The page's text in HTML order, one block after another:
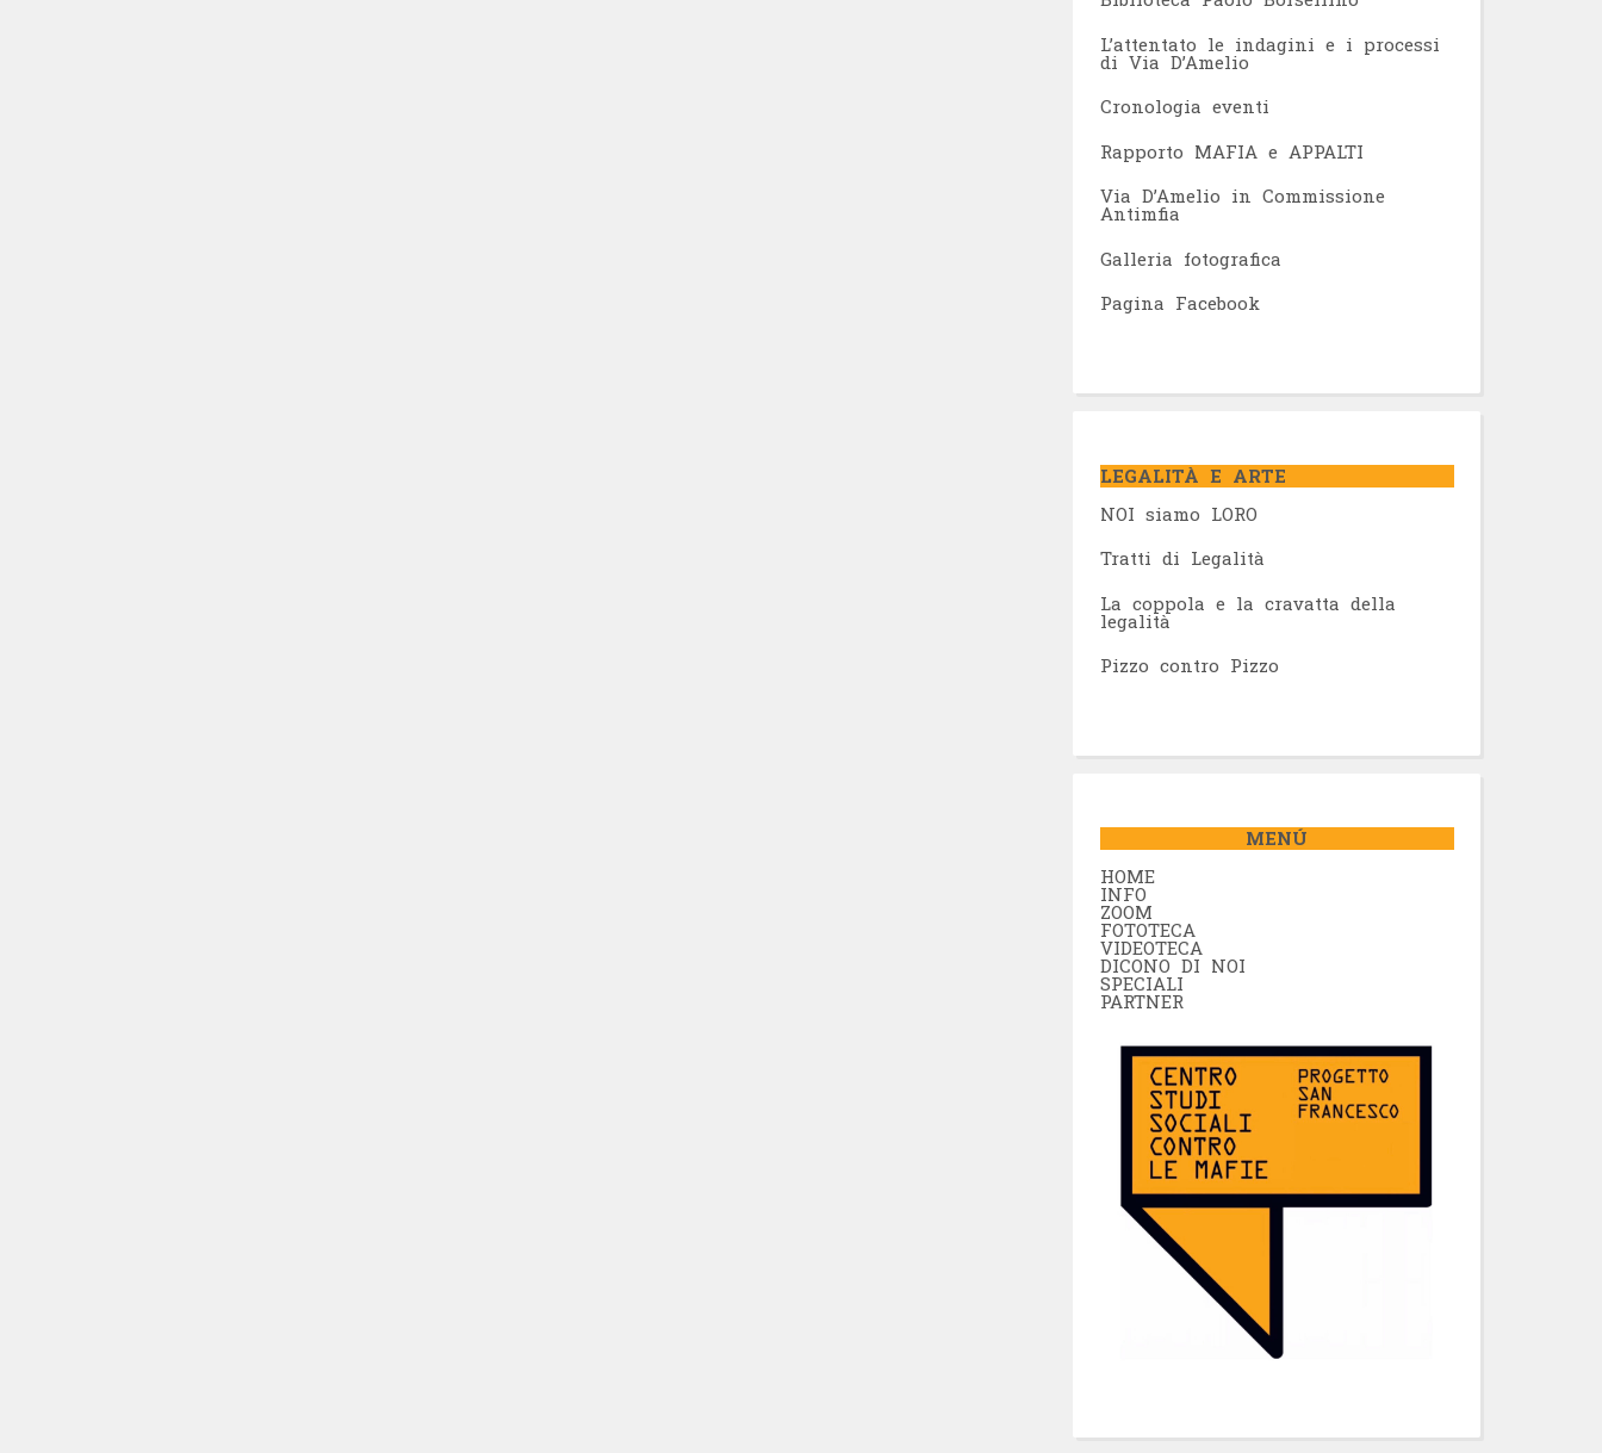
L’attentato le indagini e i processi
di Via D’Amelio
Cronologia eventi
Rapporto MAFIA e APPALTI
Via D’Amelio in Commissione
Antimfia
Galleria fotografica
Pagina Facebook
LEGALITÀ E ARTE
NOI siamo LORO
Tratti di Legalità
La coppola e la cravatta della
legalità
Pizzo contro Pizzo
MENÚ
HOME
INFO
ZOOM
FOTOTECA
VIDEOTECA
DICONO DI NOI
SPECIALI
PARTNER